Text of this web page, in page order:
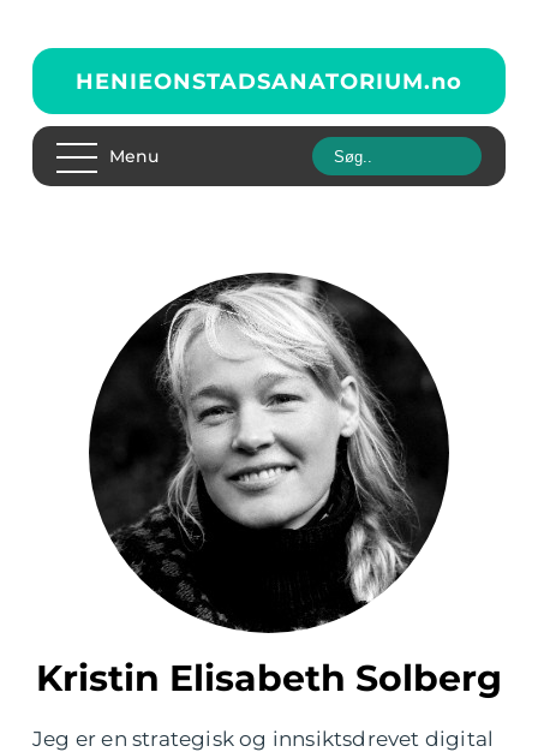
HENIEONSTADSANATORIUM.no
Menu
Kristin Elisabeth Solberg
Jeg er en strategisk og innsiktsdrevet digital